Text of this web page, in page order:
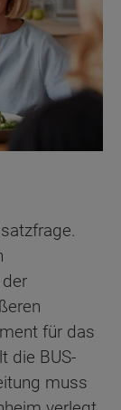
für das
die BUS-
muss